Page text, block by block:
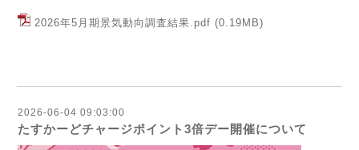
2026年5月期景気動向調査結果.pdf (0.19MB)
2026-06-04 09:03:00
たすかーどチャージポイント3倍デー開催について